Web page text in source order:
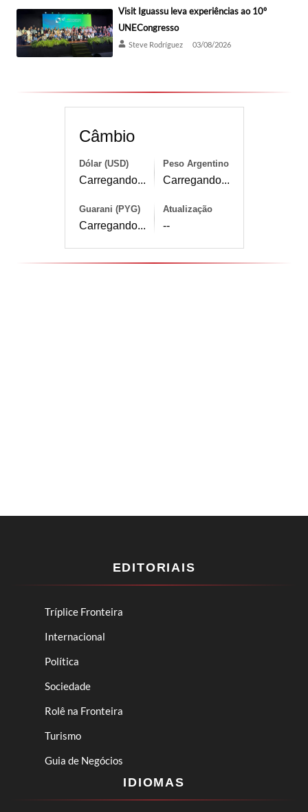
Visit Iguassu leva experiências ao 10º
UNECongresso
Steve Rodríguez 03/08/2026
Câmbio
Dólar (USD)
Carregando...
Peso Argentino
Carregando...
Guarani (PYG)
Carregando...
Atualização
--
EDITORIAIS
Tríplice Fronteira
Internacional
Política
Sociedade
Rolê na Fronteira
Turismo
Guia de Negócios
IDIOMAS